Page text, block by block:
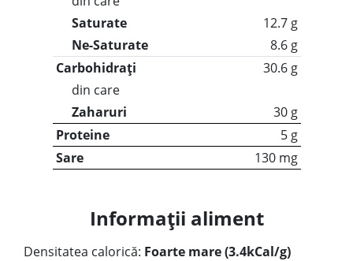
Saturate
12.7 g
Ne-Saturate
8.6 g
Carbohidrați
30.6 g
din care
Zaharuri
30 g
Proteine
5 g
Sare
130 mg
Informații aliment
Densitatea calorică: Foarte mare (3.4kCal/g)